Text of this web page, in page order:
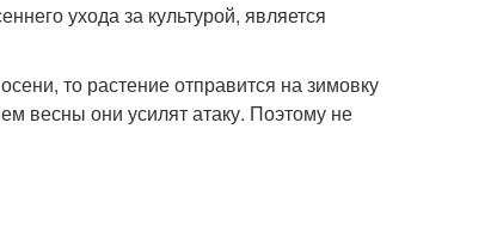
ухода за культурой, является
то растение отправится на зимовку
весны они усилят атаку. Поэтому не